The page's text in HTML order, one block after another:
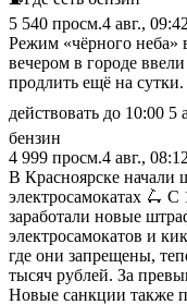
5 540 просм.4 авг., 09:42
Режим «чёрного неба»
вечером в городе
продлить ещё на
действовать до 10:00
бензин
4 999 просм.4 авг., 08:12
В Красноярске начали
электросамокатах 🛴 С
заработали новые
электросамокатов и
где они запрещены,
тысяч рублей. За
Новые санкции также